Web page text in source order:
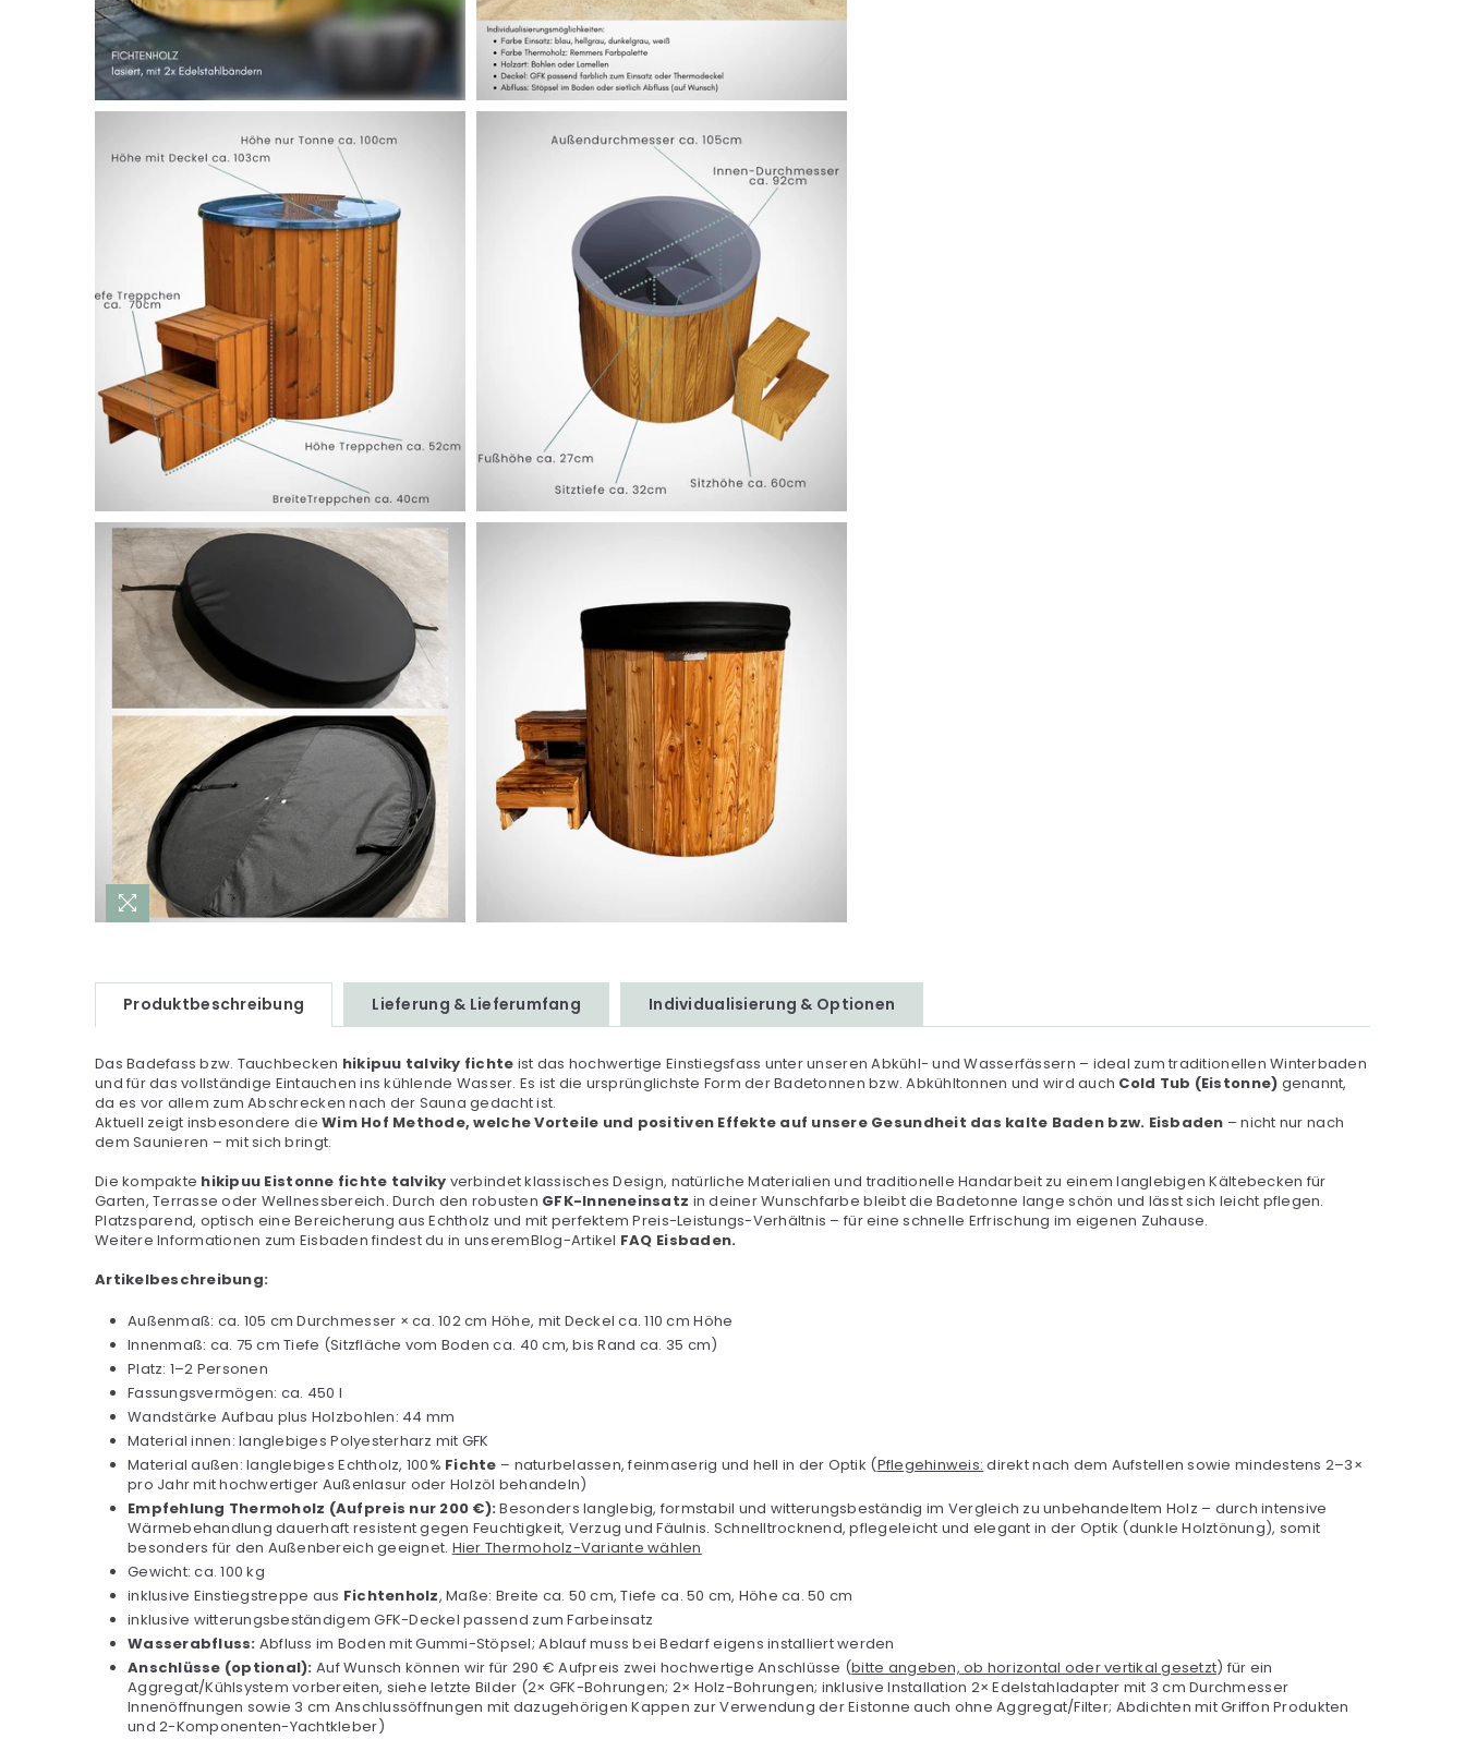
Produktbeschreibung Lieferung & Lieferumfang Individualisierung & Optionen
Das Badefass bzw. Tauchbecken hikipuu talviky fichte ist das hochwertige Einstiegsfass unter unseren Abkühl- und Wasserfässern – ideal zum traditionellen Winterbaden
und für das vollständige Eintauchen ins kühlende Wasser. Es ist die ursprünglichste Form der Badetonnen bzw. Abkühltonnen und wird auch Cold Tub (Eistonne) genannt,
da es vor allem zum Abschrecken nach der Sauna gedacht ist.
Aktuell zeigt insbesondere dieWim Hof Methode, welche Vorteile und positiven Effekte auf unsere Gesundheit das kalte Baden bzw. Eisbaden – nicht nur nach
dem Saunieren – mit sich bringt.
Die kompakte hikipuu Eistonne fichte talviky verbindet klassisches Design, natürliche Materialien und traditionelle Handarbeit zu einem langlebigen Kältebecken für
Garten, Terrasse oder Wellnessbereich. Durch den robusten GFK-Inneneinsatz in deiner Wunschfarbe bleibt die Badetonne lange schön und lässt sich leicht pflegen.
Platzsparend, optisch eine Bereicherung aus Echtholz und mit perfektem Preis-Leistungs-Verhältnis – für eine schnelle Erfrischung im eigenen Zuhause.
Weitere Informationen zum Eisbaden findest du in unseremBlog-Artikel FAQ Eisbaden.
Artikelbeschreibung:
Außenmaß: ca. 105 cm Durchmesser × ca. 102 cm Höhe, mit Deckel ca. 110 cm Höhe
Innenmaß: ca. 75 cm Tiefe (Sitzfläche vom Boden ca. 40 cm, bis Rand ca. 35 cm)
Platz: 1–2 Personen
Fassungsvermögen: ca. 450 l
Wandstärke Aufbau plus Holzbohlen: 44 mm
Material innen: langlebiges Polyesterharz mit GFK
Material außen: langlebiges Echtholz, 100% Fichte – naturbelassen, feinmaserig und hell in der Optik (Pflegehinweis: direkt nach dem Aufstellen sowie mindestens 2–3×
pro Jahr mit hochwertiger Außenlasur oder Holzöl behandeln)
Empfehlung Thermoholz (Aufpreis nur 200 €):Besonders langlebig, formstabil und witterungsbeständig im Vergleich zu unbehandeltem Holz – durch intensive
Wärmebehandlung dauerhaft resistent gegen Feuchtigkeit, Verzug und Fäulnis. Schnelltrocknend, pflegeleicht und elegant in der Optik (dunkle Holztönung), somit
besonders für den Außenbereich geeignet. Hier Thermoholz-Variante wählen
Gewicht: ca. 100 kg
inklusive Einstiegstreppe aus Fichtenholz, Maße: Breite ca. 50 cm, Tiefe ca. 50 cm, Höhe ca. 50 cm
inklusive witterungsbeständigem GFK-Deckel passend zum Farbeinsatz
Wasserabfluss: Abfluss im Boden mit Gummi-Stöpsel; Ablauf muss bei Bedarf eigens installiert werden
Anschlüsse (optional): Auf Wunsch können wir für 290 € Aufpreis zwei hochwertige Anschlüsse (bitte angeben, ob horizontal oder vertikal gesetzt) für ein
Aggregat/Kühlsystem vorbereiten, siehe letzte Bilder (2× GFK-Bohrungen; 2× Holz-Bohrungen; inklusive Installation 2× Edelstahladapter mit 3 cm Durchmesser
Innenöffnungen sowie 3 cm Anschlussöffnungen mit dazugehörigen Kappen zur Verwendung der Eistonne auch ohne Aggregat/Filter; Abdichten mit Griffon Produkten
und 2-Komponenten-Yachtkleber)